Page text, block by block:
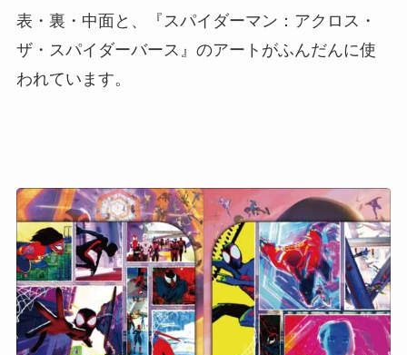
表・裏・中面と、『スパイダーマン：アクロス・
ザ・スパイダーバース』のアートがふんだんに使
われています。